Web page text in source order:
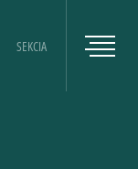
SEKCIA